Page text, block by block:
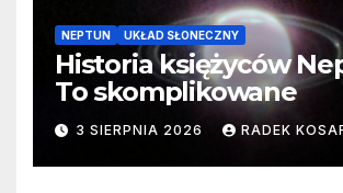
NEPTUN UKŁAD SŁONECZNY
Historia księżyców
To skomplikowane
3 SIERPNIA 2026 RADEK